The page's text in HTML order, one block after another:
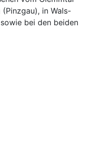
in Wals-
bei den beiden